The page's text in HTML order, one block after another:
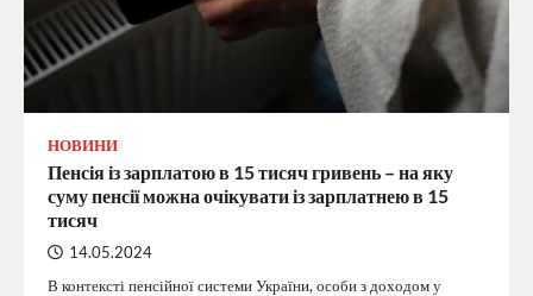
НОВИНИ
Пенсія із зарплатою в 15 тисяч гривень – на яку
суму пенсії можна очікувати із зарплатнею в 15
тисяч
14.05.2024
В контексті пенсійної системи України, особи з доходом у